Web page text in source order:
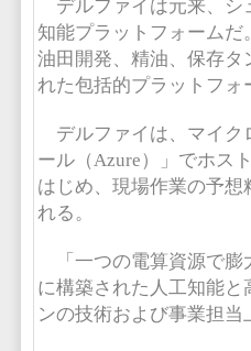
デルファイは元来、シ
知能プラットフォーム
油田開発、精油、保存
れた包括的プラットフォ
デルファイは、マイク
ール（Azure）」でホス
はじめ、現場作業の予
れる。
「一つの電算資源で膨
に構築された人工知能
ンの技術および事業担